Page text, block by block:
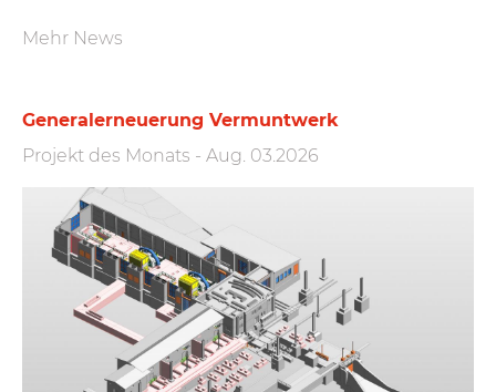
Mehr News
Generalerneuerung Vermuntwerk
Projekt des Monats - Aug. 03.2026